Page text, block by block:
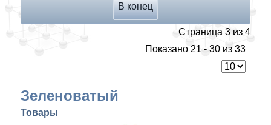
В конец
Страница 3 из 4
Показано 21 - 30 из 33
Зеленоватый
Товары